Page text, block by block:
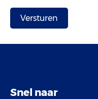
Snel naar